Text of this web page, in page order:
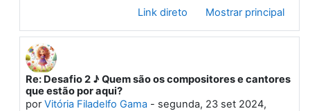
Link direto
Mostrar principal
Em resposta à Primeiro post
Re: Desafio 2 ♪ Quem são os compositores e cantores
que estão por aqui?
porVitória Filadelfo Gama- segunda, 23 set 2024,